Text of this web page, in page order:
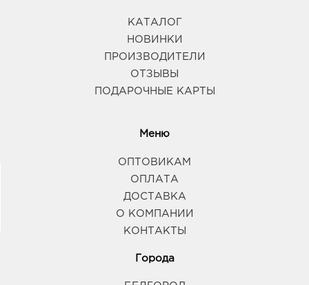
КАТАЛОГ
НОВИНКИ
ПРОИЗВОДИТЕЛИ
ОТЗЫВЫ
ПОДАРОЧНЫЕ КАРТЫ
Меню
ОПТОВИКАМ
ОПЛАТА
ДОСТАВКА
О КОМПАНИИ
КОНТАКТЫ
Города